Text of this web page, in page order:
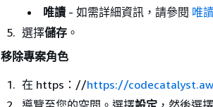
唯讀 - 如需詳細資訊，請參閱 唯
選擇儲存 。
移除專案角色
在 https：//https://